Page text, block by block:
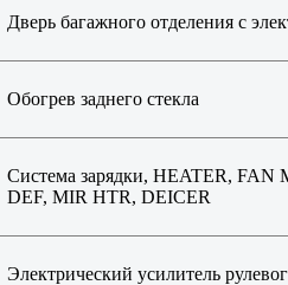
Дверь багажного отделения с
Обогрев заднего стекла
Система зарядки, HEATER, FAN
DEF, MIR HTR, DEICER
Электрический усилитель